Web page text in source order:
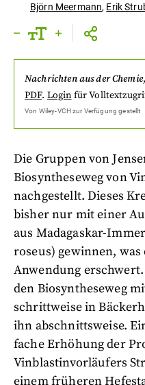
Björn Meermann, Erik
Nachrichten aus der Chemie
PDF. Login für
Von Wiley-VCHzur Verfügung gestellt
Die Gruppen von
Biosyntheseweg von
nachgestellt. Dieses
bisher nur mit einer
aus Madagaskar-
roseus) gewinnen,
Anwendung
den Biosyntheseweg
schrittweise in
ihn abschnittsweise.
fache Erhöhung der
Vinblastinvorläufers
einem früheren